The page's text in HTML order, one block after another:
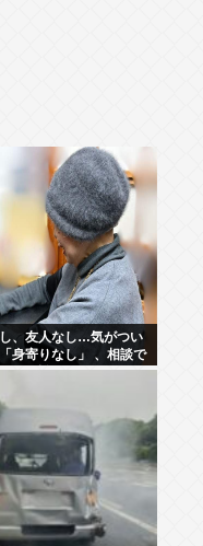
、友人なし…気がつい
身寄りなし」 、相談で
この誰？